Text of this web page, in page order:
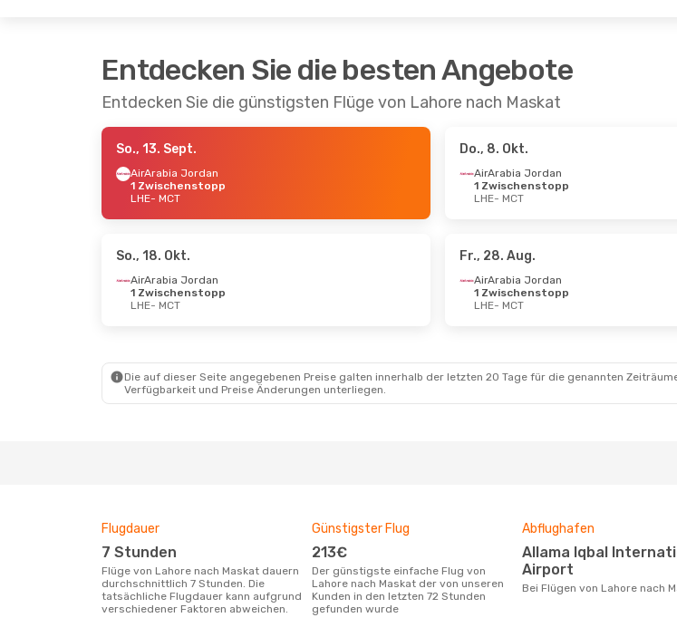
Entdecken Sie die besten Angebote
Entdecken Sie die günstigsten Flüge von Lahore nach Maskat
So., 13. Sept.
AirArabia Jordan
1 Zwischenstopp
LHE- MCT
Do., 8. Okt.
AirArabia Jordan
1 Zwischenstopp
LHE- MCT
So., 18. Okt.
AirArabia Jordan
1 Zwischenstopp
LHE- MCT
Fr., 28. Aug.
AirArabia Jordan
1 Zwischenstopp
LHE- MCT
Die auf dieser Seite angegebenen Preise galten innerhalb der letzten 20 Tage für die genannten
Verfügbarkeit und Preise Änderungen unterliegen.
Flugdauer
7 Stunden
Flüge von Lahore nach Maskat dauern
durchschnittlich 7 Stunden. Die
tatsächliche Flugdauer kann aufgrund
verschiedener Faktoren abweichen.
Günstigster Flug
213€
Der günstigste einfache Flug von
Lahore nach Maskat der von unseren
Kunden in den letzten 72 Stunden
gefunden wurde
Abflughafen
Allama Iqbal International
Airport
Bei Flügen von Lahore nach